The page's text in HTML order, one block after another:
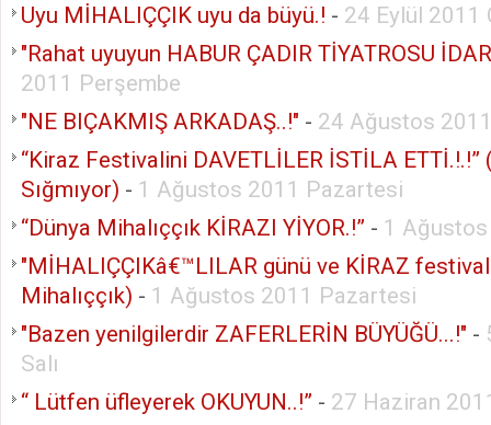
Uyu MİHALIÇÇIK uyu da büyü.! - 24 Eylül 2011
"Rahat uyuyun HABUR ÇADIR TİYATROSU
2011 Perşembe
"NE BIÇAKMIŞ ARKADAŞ..!" - 24 Ağustos
“Kiraz Festivalini DAVETLİLER İSTİLA ETTİ.!.!”
Sığmıyor) - 1 Ağustos 2011 Pazartesi
“Dünya Mihalıççık KİRAZI YİYOR.!” - 1
"MİHALIÇÇIKâ€™LILAR günü ve KİRAZ
Mihalıççık) - 1 Ağustos 2011 Pazartesi
"Bazen yenilgilerdir ZAFERLERİN BÜYÜĞÜ...!" -
Salı
“ Lütfen üfleyerek OKUYUN..!” - 27 Haziran